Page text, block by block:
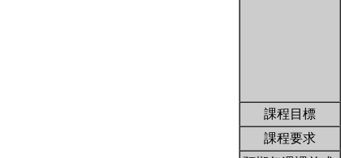
課程目標
課程要求